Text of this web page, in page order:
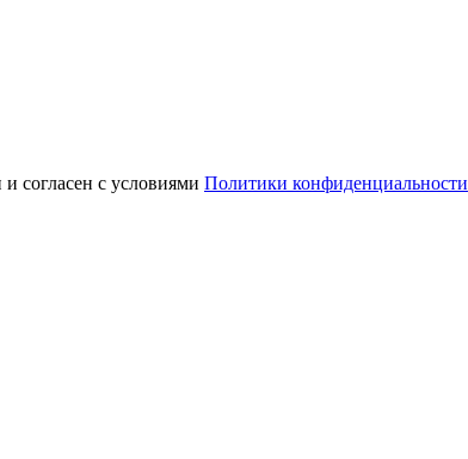
согласен с условиями Политики конфиденциальности